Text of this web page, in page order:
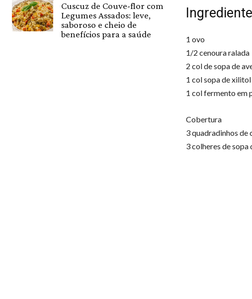
Cuscuz de Couve-flor com
Legumes Assados: leve,
saboroso e cheio de
benefícios para a saúde
1 ovo
1/2 cenoura ralada
2 col de sopa de
1 col sopa de
1 col fermento em
Cobertura
3 quadradinhos de
3 colheres de sopa